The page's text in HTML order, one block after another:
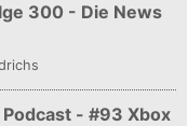
300 - Die News
- #93 Xbox